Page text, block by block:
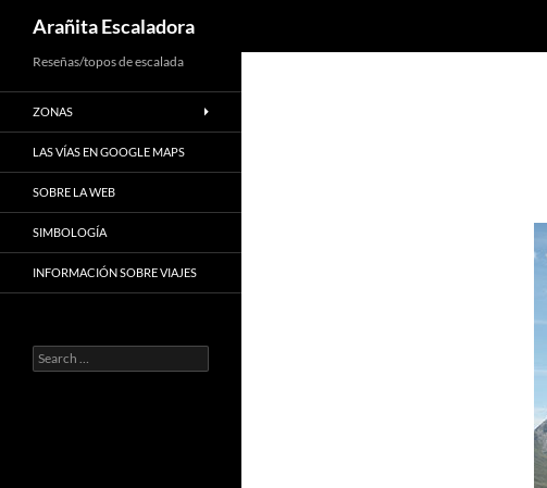
to
content
Arañita Escaladora
Reseñas/topos de escalada
ZONAS
LAS VÍAS EN GOOGLE MAPS
SOBRE LA WEB
SIMBOLOGÍA
INFORMACIÓN SOBRE VIAJES
Search
for: